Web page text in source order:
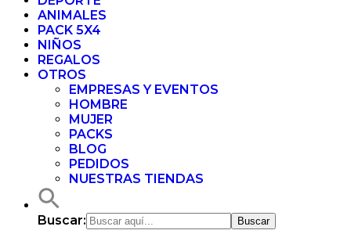
ANIMALES
PACK 5X4
NIÑOS
REGALOS
OTROS
EMPRESAS Y EVENTOS
HOMBRE
MUJER
PACKS
BLOG
PEDIDOS
NUESTRAS TIENDAS
Buscar: